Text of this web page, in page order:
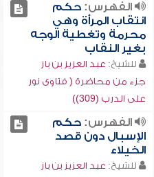
الفهرس:حكم
انتقاب المرأة وهي
محرمة وتغطية الوجه
بغير النقاب
للشيخ: عبد العزيز بن باز
جزء من محاضرة ( فتاوى نور
على الدرب (309))
الفهرس:حكم
الإسبال دون قصد
الخيلاء
للشيخ: عبد العزيز بن باز